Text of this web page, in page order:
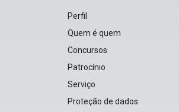
Perfil
Quem é quem
Concursos
Patrocínio
Serviço
Proteção de dados